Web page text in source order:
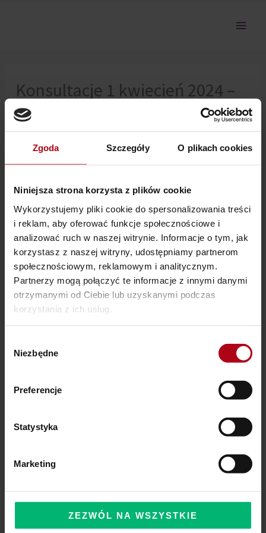
Zgoda Szczegóły O plikach cookies
Niniejsza strona korzysta z plików cookie
Wykorzystujemy pliki cookie do spersonalizowania treści
i reklam, aby oferować funkcje społecznościowe i
analizować ruch w naszej witrynie. Informacje o tym, jak
korzystasz z naszej witryny, udostępniamy partnerom
społecznościowym, reklamowym i analitycznym.
Partnerzy mogą połączyć te informacje z innymi danymi
otrzymanymi od Ciebie lub uzyskanymi podczas
korzystania z ich usług.
zgody
Niezbędne
Preferencje
Statystyka
Marketing
ZEZWÓL NA WSZYSTKIE
Ostatnie wpisy
Powinieneś o tym wiedzieć – zbliża się wielka zmiana!
Komentarze
Konsultacje 1 kwiecień 2024 –
SP6 i tapping na poczucie
bezpieczeństwa
zalogowany.